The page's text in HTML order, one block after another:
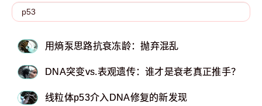
用熵泵思路抗衰冻龄：抛弃混乱
DNA突变vs.表观遗传：谁才是衰老真正推手？
线粒体p53介入DNA修复的新发现